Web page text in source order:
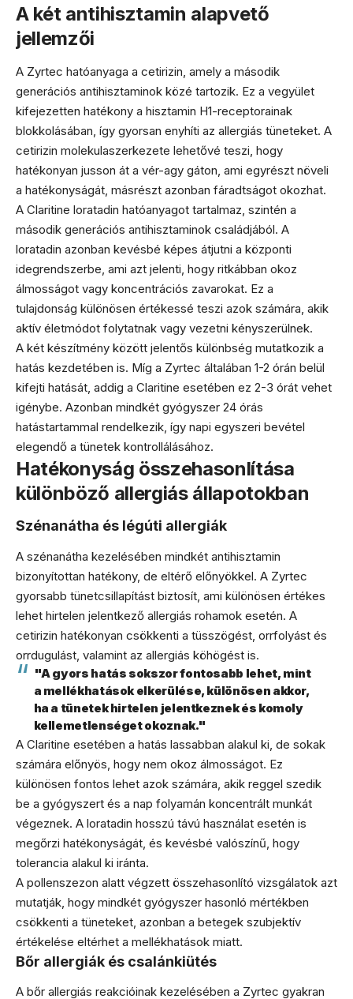
A két antihisztamin alapvető
jellemzői
A Zyrtec hatóanyaga a cetirizin, amely a második
generációs antihisztaminok közé tartozik. Ez a vegyület
kifejezetten hatékony a hisztamin H1-receptorainak
blokkolásában, így gyorsan enyhíti az allergiás tüneteket. A
cetirizin molekulaszerkezete lehetővé teszi, hogy
hatékonyan jusson át a vér-agy gáton, ami egyrészt növeli
a hatékonyságát, másrészt azonban fáradtságot okozhat.
A Claritine loratadin hatóanyagot tartalmaz, szintén a
második generációs antihisztaminok családjából. A
loratadin azonban kevésbé képes átjutni a központi
idegrendszerbe, ami azt jelenti, hogy ritkábban okoz
álmosságot vagy koncentrációs zavarokat. Ez a
tulajdonság különösen értékessé teszi azok számára, akik
aktív életmódot folytatnak vagy vezetni kényszerülnek.
A két készítmény között jelentős különbség mutatkozik a
hatás kezdetében is. Míg a Zyrtec általában 1-2 órán belül
kifejti hatását, addig a Claritine esetében ez 2-3 órát vehet
igénybe. Azonban mindkét gyógyszer 24 órás
hatástartammal rendelkezik, így napi egyszeri bevétel
elegendő a tünetek kontrollálásához.
Hatékonyság összehasonlítása
különböző allergiás állapotokban
Szénanátha és légúti allergiák
A szénanátha kezelésében mindkét antihisztamin
bizonyítottan hatékony, de eltérő előnyökkel. A Zyrtec
gyorsabb tünetcsillapítást biztosít, ami különösen értékes
lehet hirtelen jelentkező allergiás rohamok esetén. A
cetirizin hatékonyan csökkenti a tüsszögést, orrfolyást és
orrdugulást, valamint az allergiás köhögést is.
"A gyors hatás sokszor fontosabb lehet, mint
a mellékhatások elkerülése, különösen akkor,
ha a tünetek hirtelen jelentkeznek és komoly
kellemetlenséget okoznak."
A Claritine esetében a hatás lassabban alakul ki, de sokak
számára előnyös, hogy nem okoz álmosságot. Ez
különösen fontos lehet azok számára, akik reggel szedik
be a gyógyszert és a nap folyamán koncentrált munkát
végeznek. A loratadin hosszú távú használat esetén is
megőrzi hatékonyságát, és kevésbé valószínű, hogy
tolerancia alakul ki iránta.
A pollenszezon alatt végzett összehasonlító vizsgálatok azt
mutatják, hogy mindkét gyógyszer hasonló mértékben
csökkenti a tüneteket, azonban a betegek szubjektív
értékelése eltérhet a mellékhatások miatt.
Bőr allergiák és csalánkiütés
A bőr allergiás reakcióinak kezelésében a Zyrtec gyakran